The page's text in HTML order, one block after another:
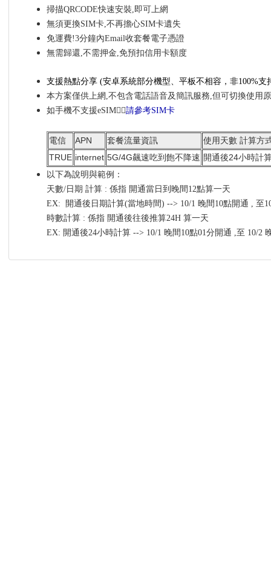
掃描QRCODE快速安裝,即可上網
無須更換SIM卡,不再擔心SIM卡遺失
免運費!3分鐘內Email收套餐電子憑證
無需歸還,不需押金,免預扣信用卡額度
支援熱點分享 (安卓系統部分機型、平板不相容，非100%支
本方案僅供上網,不包含電話語音及簡訊服務,但可切換使用
如手機不支援eSIM👉🏼請參考SIM卡
電信 APN 套餐流量資訊
使用天數 計算方
TRUE internet 5G/4G飆速吃到飽不降速 開通後24小時計
以下為說明與範例：
天數/日期 計算 : 係指 開通當日到晚間12點算一天
EX: 開通後日期計算(當地時間) --> 10/1 晚間10點開通 , 至
時數計算 : 係指 開通後往後推算24H 算一天
EX: 開通後24小時計算 --> 10/1 晚間10點01分開通 ,至 10/2